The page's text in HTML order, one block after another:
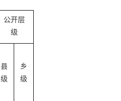
公开层
级
县
级
乡
级